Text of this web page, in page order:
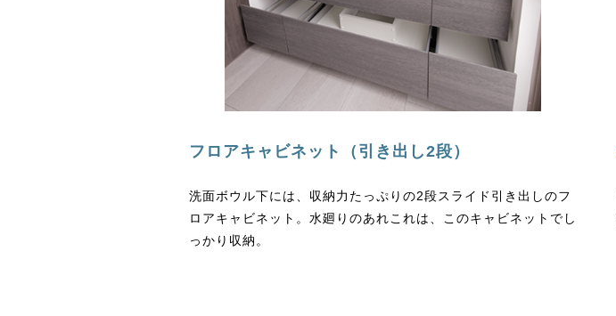
フロアキャビネット（引き出し2段）
洗面ボウル下には、収納力たっぷりの2段スライド引き出しのフ
ロアキャビネット。水廻りのあれこれは、このキャビネットでし
っかり収納。